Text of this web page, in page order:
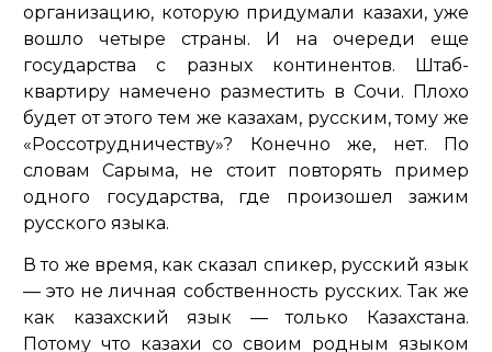
организацию, которую придумали казахи, уже
вошло четыре страны. И на очереди еще
государства с разных континентов. Штаб-
квартиру намечено разместить в Сочи. Плохо
будет от этого тем же казахам, русским, тому же
«Россотрудничеству»? Конечно же, нет. По
словам Сарыма, не стоит повторять пример
одного государства, где произошел зажим
русского языка.
В то же время, как сказал спикер, русский язык
— это не личная собственность русских. Так же
как казахский язык — только Казахстана.
Потому что казахи со своим родным языком